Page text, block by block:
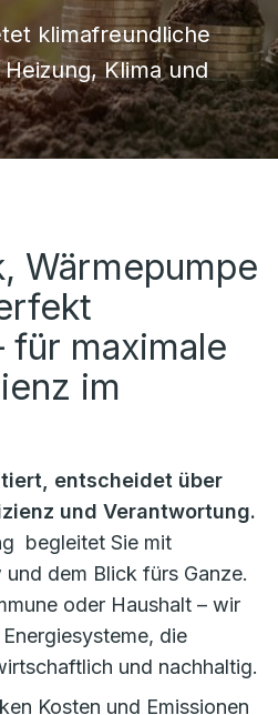
klimafreundliche
Klima und
Wärmepumpe
für maximale
im
entscheidet über
und Verantwortung.
begleitet Sie mit
dem Blick fürs Ganze.
oder Haushalt – wir
die
und nachhaltig.
Kosten und Emissionen